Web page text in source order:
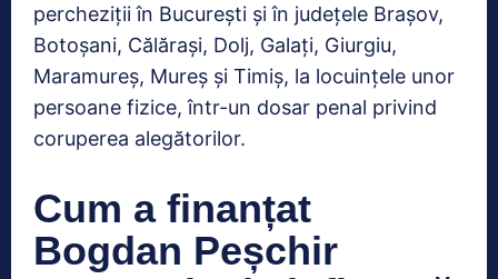
percheziţii în Bucureşti şi în judeţele Braşov,
Botoşani, Călăraşi, Dolj, Galaţi, Giurgiu,
Maramureş, Mureş şi Timiş, la locuinţele unor
persoane fizice, într-un dosar penal privind
coruperea alegătorilor.
Cum a finanțat
Bogdan Peșchir